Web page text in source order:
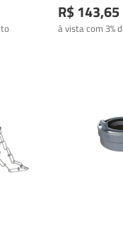
R$ 143,65
à vista com 3%